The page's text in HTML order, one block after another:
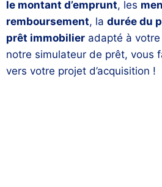
le montant d’emprunt, les
remboursement, la durée du
prêt immobilier adapté à
notre simulateur de prêt, vous
vers votre projet d’acquisition !